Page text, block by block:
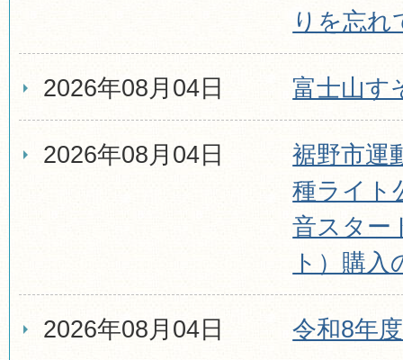
りを忘れ
2026年08月04日 富士山す
2026年08月04日
裾野市運
種ライト
音スター
ト）購入
2026年08月04日 令和8年